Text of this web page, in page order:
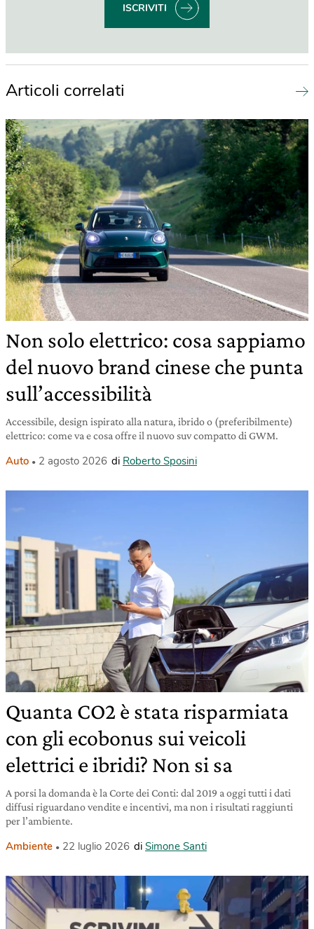
ISCRIVITI
Articoli correlati
Non solo elettrico: cosa sappiamo
del nuovo brand cinese che punta
sull’accessibilità
Accessibile, design ispirato alla natura, ibrido o (preferibilmente)
elettrico: come va e cosa offre il nuovo suv compatto di GWM.
Auto 2 agosto 2026 di Roberto Sposini
Quanta CO2 è stata risparmiata
con gli ecobonus sui veicoli
elettrici e ibridi? Non si sa
A porsi la domanda è la Corte dei Conti: dal 2019 a oggi tutti i dati
diffusi riguardano vendite e incentivi, ma non i risultati raggiunti
per l’ambiente.
Ambiente 22 luglio 2026 di Simone Santi